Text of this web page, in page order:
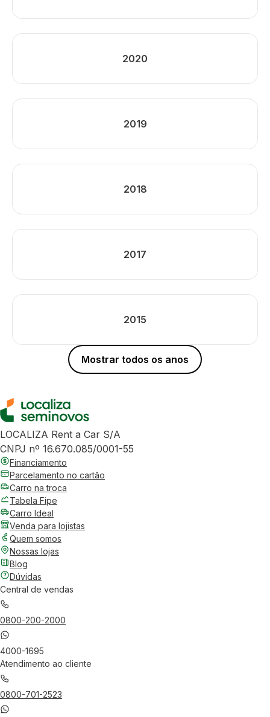
2020
2019
2018
2017
2015
Mostrar todos os anos
LOCALIZA Rent a Car S/A
CNPJ nº 16.670.085/0001-55
Financiamento
Parcelamento no cartão
Carro na troca
Tabela Fipe
Carro Ideal
Venda para lojistas
Quem somos
Nossas lojas
Blog
Dúvidas
Central de vendas
0800-200-2000
4000-1695
Atendimento ao cliente
0800-701-2523